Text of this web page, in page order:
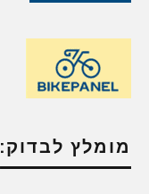
מומלץ לבדוק: